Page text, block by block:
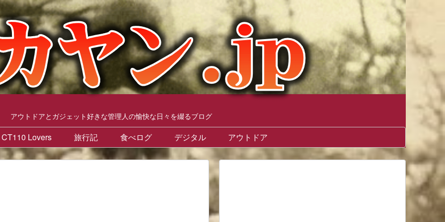
アウトドアとガジェット好きな管理人の愉快な日々を綴るブログ
CT110 Lovers 旅行記 食べログ デジタル アウトドア